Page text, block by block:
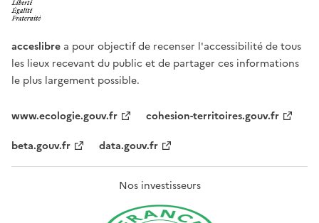
acceslibre a pour objectif de recenser l'accessibilité de tous
les lieux recevant du public et de partager ces informations
le plus largement possible.
www.ecologie.gouv.fr
cohesion-territoires.gouv.fr
beta.gouv.fr
data.gouv.fr
Nos investisseurs